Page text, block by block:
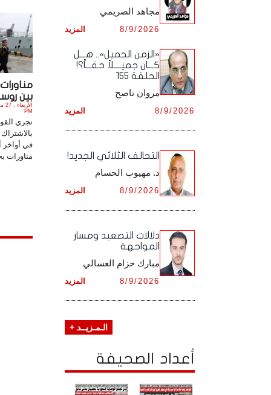
بين
PM
تجري
في أواخر
مناورات
أرشيف شهر ديـسـمـبـر ,
أرشيف شهر نـوفـمـبـر ,
مجاهد الصريمي
المزيد 8/9/2026
«الزمن الجميل».. هـــل
كـــان جميــــلاً حقـــاً؟!
الحلقة 155
مروان ناصح
المزيد 8/9/2026
التحالف الثلاثي الجديد!
د. مهيوب الحسام
المزيد 8/9/2026
دلالات التصعيد ومسار
المواجهة
مبارك حزام العسالي
المزيد 8/9/2026
الـمـزيــد +
أعداد الصحيفة